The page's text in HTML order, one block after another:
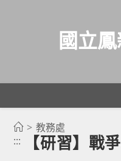
國立
> 教務處
:::
【研習】戰